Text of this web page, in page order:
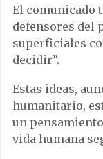
El comunicado
defensores del
superficiales
decidir”.
Estas ideas,
humanitario,
un
vida humana